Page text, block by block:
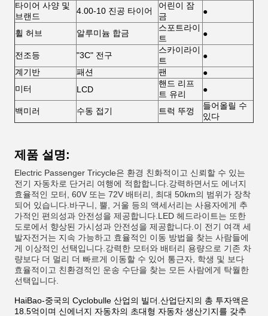
타이어 사양 및
브랜드
4.00-10 진공 타이어
어린이 잠
금
●
휠 허브 알루미늄 합금
스포트라이
트
●
전조등 "3C" 전구
스카이라이
트
●
계기반
패션 팬
●
미터
LCD
핸드 리프
트 유리
●
백미러 수동 접기 트럭 뚜껑
들어올릴 수
있다
제품 설명:
Electric Passenger Tricycle은 환경 친화적이고 신뢰할 수 있는
전기 자동차로 단거리 여행에 적합합니다.강력하면서도 에너지
효율적인 모터, 60V 또는 72V 배터리, 최대 50km의 범위가 장착
되어 있습니다.바구니, 뿔, 거울 등의 액세서리는 사용자에게 추
가적인 편의성과 안전성을 제공합니다.LED 헤드라이트는 또한
도로에서 향상된 가시성과 안전성을 제공합니다.이 전기 여객 세
발자전거는 지속 가능하고 효율적인 이동 방법을 찾는 사람들에
게 이상적인 선택입니다.강력한 모터와 배터리 용량으로 기존 차
량보다 더 멀리 더 빠르게 이동할 수 있어 통근자, 학생 및 보다
효율적이고 친환경적인 운송 수단을 찾는 모든 사람에게 탁월한
선택입니다.
HaiBao-중국의 Cyclobulle 산업의 빌더.산업단지의 총 투자액은
18.5억이며 신에너지 자동차의 초대형 자동차 생산기지를 갖추